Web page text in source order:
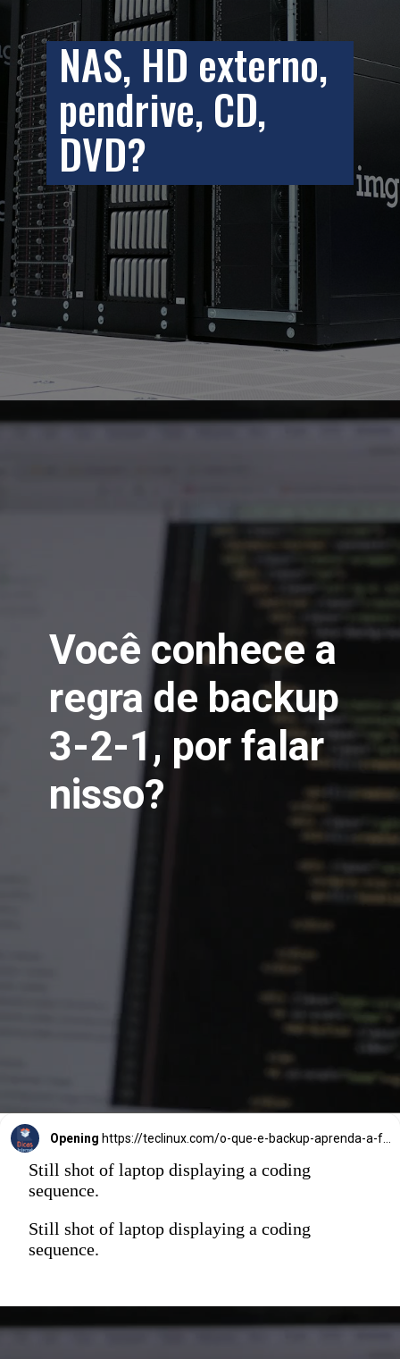
NAS, HD externo,
pendrive, CD,
DVD?
Opening
Você conhece a
regra de backup
3-2-1, por falar
nisso?
Opening
Still shot of laptop displaying a coding
sequence.
Still shot of laptop displaying a coding
sequence.